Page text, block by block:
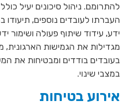
להתרומם. ניהול סיכונים יעיל כולל
העברתו לעובדים נוספים, תיעודו
ידע, עידוד שיתוף פעולה ושימור
מגדילות את הגמישות הארגונית,
בעובדים בודדים ומבטיחות את
במצבי שינוי.
אירוע בטיחות